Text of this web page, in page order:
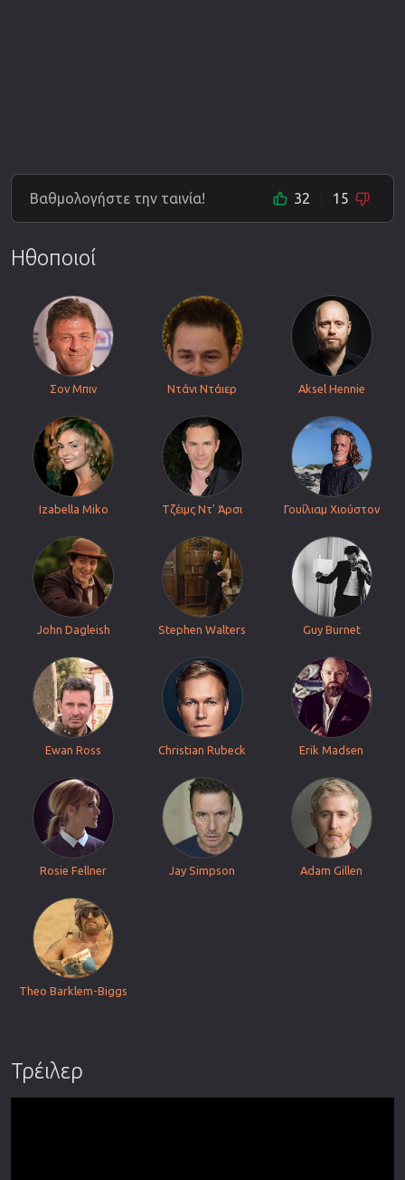
Βαθμολογήστε την ταινία! 32 15
Ηθοποιοί
Σον Μπιν Ντάνι Ντάιερ Aksel Hennie
Izabella Miko Τζέιμς Ντ' Άρσι Γουίλιαμ Χιούστον
John Dagleish Stephen Walters Guy Burnet
Ewan Ross Christian Rubeck Erik Madsen
Rosie Fellner Jay Simpson Adam Gillen
Theo Barklem-Biggs
Τρέιλερ